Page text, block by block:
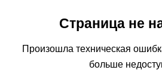
Страница не
Произошла техническая
больше